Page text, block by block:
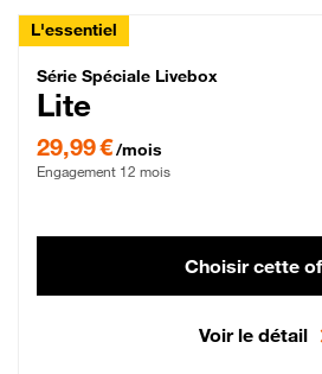
L'essentiel
Série Spéciale
Série Spéciale Livebox
Lite
29,99 €/mois
Engagement 12 mois
Choisir cette
Voir le détail